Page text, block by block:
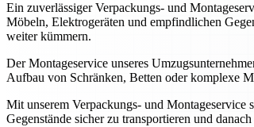
Ein zuverlässiger Verpackungs- und
Möbeln, Elektrogeräten und empfindlichen
weiter kümmern.
Der Montageservice unseres
Aufbau von Schränken, Betten oder komplexe
Mit unserem Verpackungs- und
Gegenstände sicher zu transportieren und